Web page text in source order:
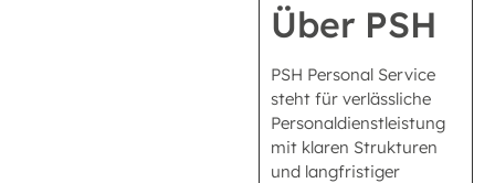
Über PSH
PSH Personal Service
steht für verlässliche
Personaldienstleistung
mit klaren Strukturen
und langfristiger